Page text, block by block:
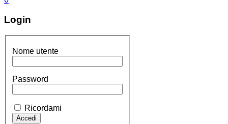
Login
Nome utente
Password
Ricordami